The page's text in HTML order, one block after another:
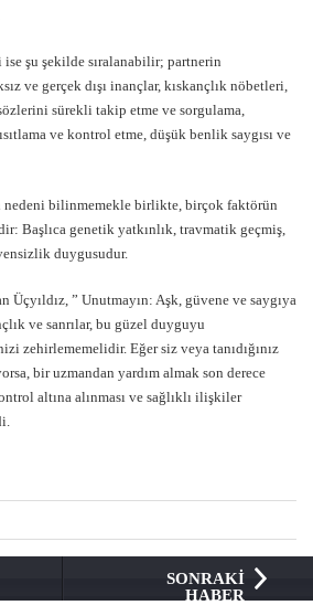
şu şekilde sıralanabilir; partnerin
ve gerçek dışı inançlar, kıskançlık nöbetleri,
sürekli takip etme ve sorgulama,
ve kontrol etme, düşük benlik saygısı ve
nedeni bilinmemekle birlikte, birçok faktörün
Başlıca genetik yatkınlık, travmatik geçmiş,
duygusudur.
” Unutmayın: Aşk, güvene ve saygıya
ve sanrılar, bu güzel duyguyu
zehirlememelidir. Eğer siz veya tanıdığınız
bir uzmandan yardım almak son derece
altına alınması ve sağlıklı ilişkiler
SONRAKİ
HABER